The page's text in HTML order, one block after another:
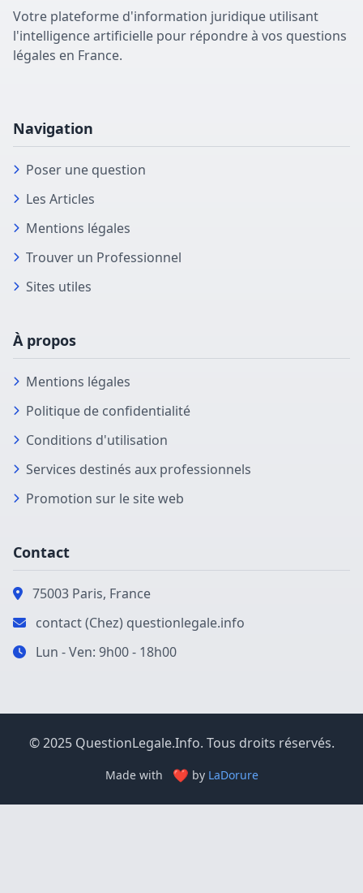
Votre plateforme d'information juridique utilisant
l'intelligence artificielle pour répondre à vos questions
légales en France.
Navigation
Poser une question
Les Articles
Mentions légales
Trouver un Professionnel
Sites utiles
À propos
Mentions légales
Politique de confidentialité
Conditions d'utilisation
Services destinés aux professionnels
Promotion sur le site web
Contact
75003 Paris, France
contact (Chez) questionlegale.info
Lun - Ven: 9h00 - 18h00
© 2025 QuestionLegale.Info. Tous droits réservés.
Made with ❤ by LaDorure